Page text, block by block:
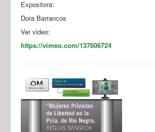
Expositora:
Dora Barrancos
Ver video:
https://vimeo.com/137606724